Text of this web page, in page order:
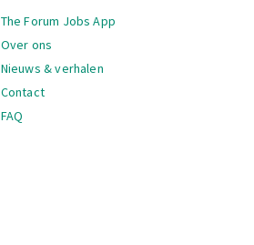
The Forum Jobs App
Over ons
Nieuws & verhalen
Contact
FAQ